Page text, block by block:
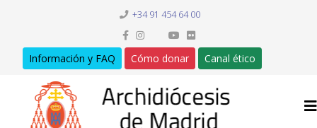
+34 91 454 64 00
Información y FAQ Cómo donar Canal ético